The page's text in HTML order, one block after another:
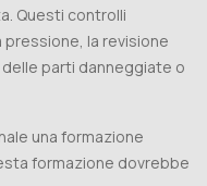
Questi controlli
la revisione
parti danneggiate o
una formazione
formazione dovrebbe